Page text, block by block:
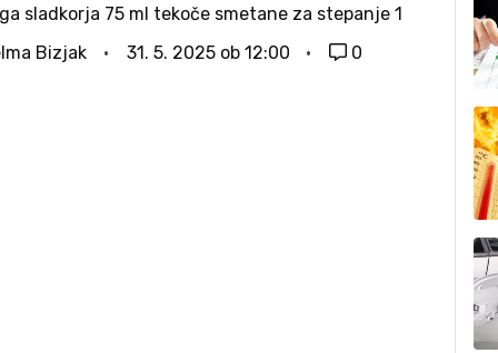
sladkorja 75 ml tekoče smetane za stepanje 1
(lahko iz kompota) Postopek: Skuto predenemo
sladkor,...
Bizjak 31. 5. 2025 ob 12:00 0